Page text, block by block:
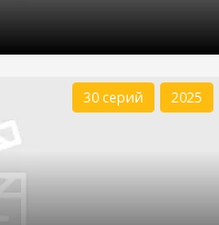
30 серий 2025